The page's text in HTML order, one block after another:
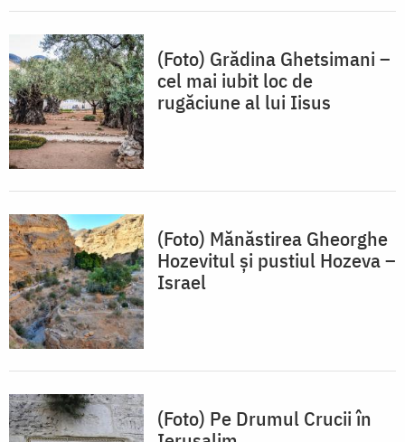
(Foto) Grădina Ghetsimani –
cel mai iubit loc de
rugăciune al lui Iisus
(Foto) Mănăstirea Gheorghe
Hozevitul și pustiul Hozeva –
Israel
(Foto) Pe Drumul Crucii în